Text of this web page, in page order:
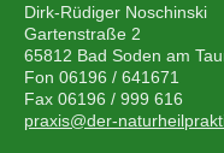
Dirk-Rüdiger Noschinski
Gartenstraße 2
65812 Bad Soden am
Fon 06196 / 641671
Fax 06196 / 999 616
praxis@der-